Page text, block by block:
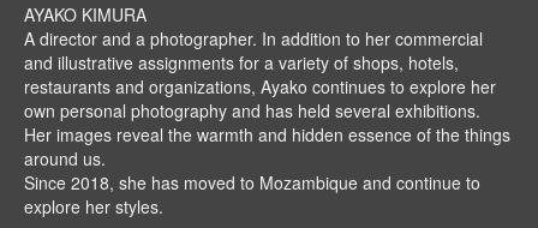
AYAKO KIMURA
A director and a photographer. In addition to her commercial
and illustrative assignments for a variety of shops, hotels,
restaurants and organizations, Ayako continues to explore her
own personal photography and has held several exhibitions.
Her images reveal the warmth and hidden essence of the things
around us.
Since 2018, she has moved to Mozambique and continue to
explore her styles.